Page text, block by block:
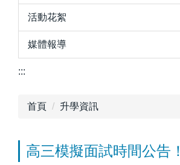
活動花絮
媒體報導
:::
首頁 升學資訊
高三模擬面試時間公告！